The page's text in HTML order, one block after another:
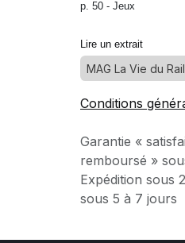
p. 50 - Jeux
Lire un extrait
MAG La Vie du
Conditions
Garantie «
remboursé »
Expédition sous
sous 5 à 7 jours